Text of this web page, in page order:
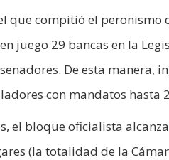
que compitió el
juego 29 bancas en la
De esta manera,
con mandatos hasta
el bloque oficialista
(la totalidad de la